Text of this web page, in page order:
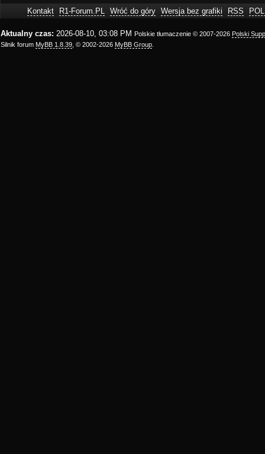
Kontakt R1-Forum.PL Wróć do góry Wersja bez grafiki RSS
Aktualny czas: 2026-08-10, 03:08 PM Polskie tłumaczenie © 2007-2026 Polski
Silnik forum MyBB 1.8.39 , © 2002-2026 MyBB Group